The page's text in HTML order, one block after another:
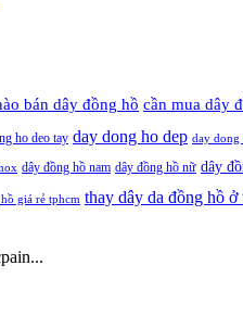
bán dây đồng hồ cần mua dây
ho deo tay day dong ho dep day dong
dây đồng hồ nam dây đồng hồ nữ dây
giá rẻ tphcm thay dây da đồng hồ ở